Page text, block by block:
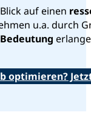
auf einen
u.a. durch
Bedeutung
optimieren?